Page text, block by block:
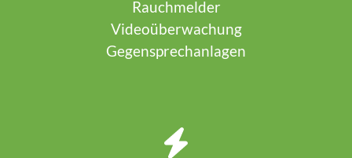
Rauchmelder
Videoüberwachung
Gegensprechanlagen